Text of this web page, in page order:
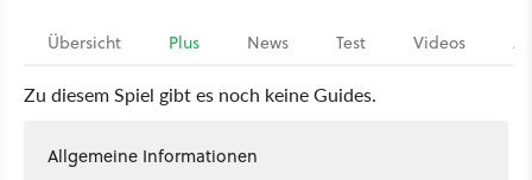
Übersicht Plus News Test Videos
Zu diesem Spiel gibt es noch keine Guides.
Allgemeine Informationen